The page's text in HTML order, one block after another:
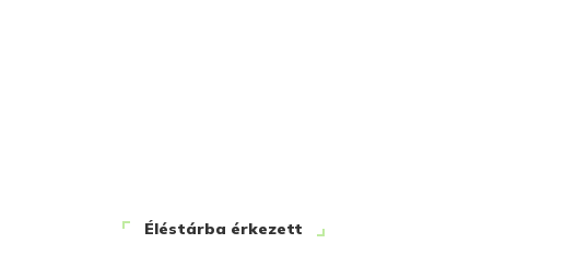
Éléstárba érkezett